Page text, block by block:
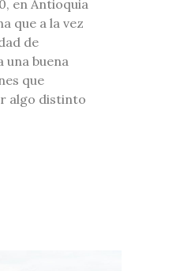
en Antioquia
que a la vez
de
una buena
que
algo distinto